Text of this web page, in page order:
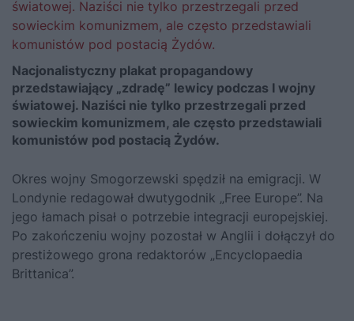
Nacjonalistyczny plakat propagandowy
przedstawiający „zdradę” lewicy podczas I wojny
światowej. Naziści nie tylko przestrzegali przed
sowieckim komunizmem, ale często przedstawiali
komunistów pod postacią Żydów.
Okres wojny Smogorzewski spędził na emigracji. W
Londynie redagował dwutygodnik „Free Europe”. Na
jego łamach pisał o potrzebie integracji europejskiej.
Po zakończeniu wojny pozostał w Anglii i dołączył do
prestiżowego grona redaktorów „Encyclopaedia
Brittanica”.